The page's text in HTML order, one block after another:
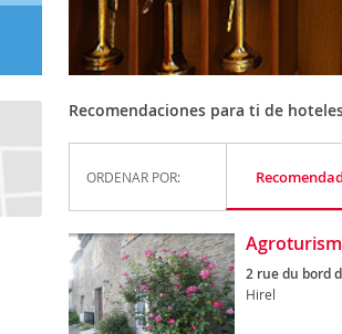
Recomendaciones para ti de
ORDENAR POR:
2 rue du bord
Hirel